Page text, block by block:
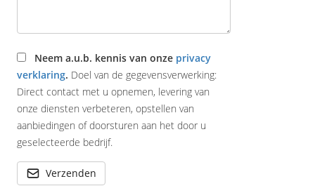
Neem a.u.b. kennis van onze privacy
verklaring. Doel van de gegevensverwerking:
Direct contact met u opnemen, levering van
onze diensten verbeteren, opstellen van
aanbiedingen of doorsturen aan het door u
geselecteerde bedrijf.
Verzenden